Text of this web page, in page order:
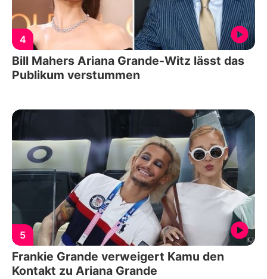
4
Bill Mahers Ariana Grande-Witz lässt das
Publikum verstummen
5
Frankie Grande verweigert Kamu den
Kontakt zu Ariana Grande